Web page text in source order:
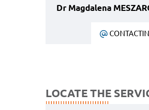
Dr Magdalena
LOCATE THE